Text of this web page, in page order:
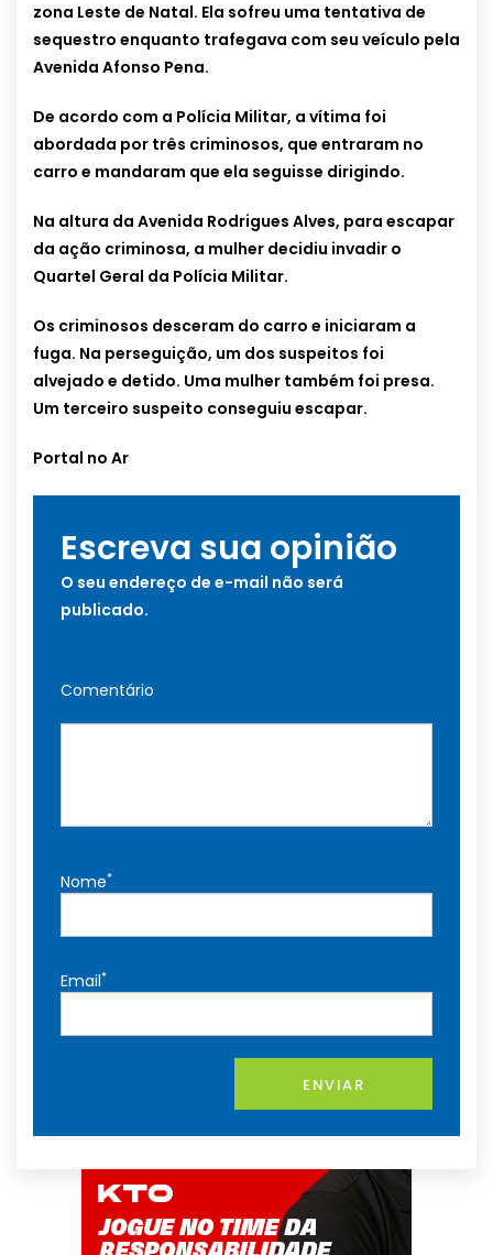
zona Leste de Natal. Ela sofreu uma tentativa de
sequestro enquanto trafegava com seu veículo pela
Avenida Afonso Pena.
De acordo com a Polícia Militar, a vítima foi
abordada por três criminosos, que entraram no
carro e mandaram que ela seguisse dirigindo.
Na altura da Avenida Rodrigues Alves, para escapar
da ação criminosa, a mulher decidiu invadir o
Quartel Geral da Polícia Militar.
Os criminosos desceram do carro e iniciaram a
fuga. Na perseguição, um dos suspeitos foi
alvejado e detido. Uma mulher também foi presa.
Um terceiro suspeito conseguiu escapar.
Portal no Ar
Escreva sua opinião
O seu endereço de e-mail não será
publicado.
Comentário
Nome*
Email*
ENVIAR